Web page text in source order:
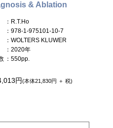
& Ablation
：R.T.Ho
：978-1-975101-10-7
：WOLTERS KLUWER
：2020年
：550pp.
円(本体21,830円 ＋ 税)